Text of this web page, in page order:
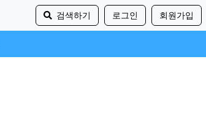
검색하기 로그인 회원가입